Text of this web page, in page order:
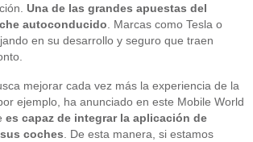
Una de las grandes apuestas del
autoconducido . Marcas como Tesla o
en su desarrollo y seguro que traen
mejorar cada vez más la experiencia de la
ejemplo, ha anunciado en este Mobile World
es capaz de integrar la aplicación de
coches . De esta manera, si estamos